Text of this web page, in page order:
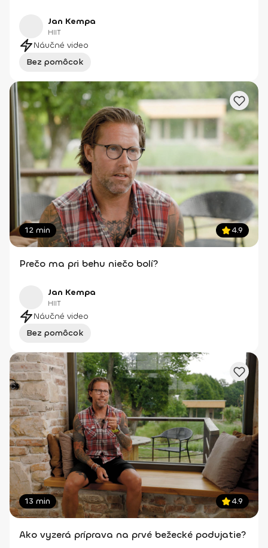
Jan Kempa
HIIT
Náučné video
Bez pomôcok
12 min 4.9
Prečo ma pri behu niečo bolí?
Jan Kempa
HIIT
Náučné video
Bez pomôcok
13 min 4.9
Ako vyzerá príprava na prvé bežecké podujatie?